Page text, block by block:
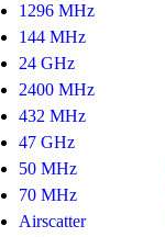
1296 MHz
144 MHz
24 GHz
2400 MHz
432 MHz
47 GHz
50 MHz
70 MHz
Airscatter